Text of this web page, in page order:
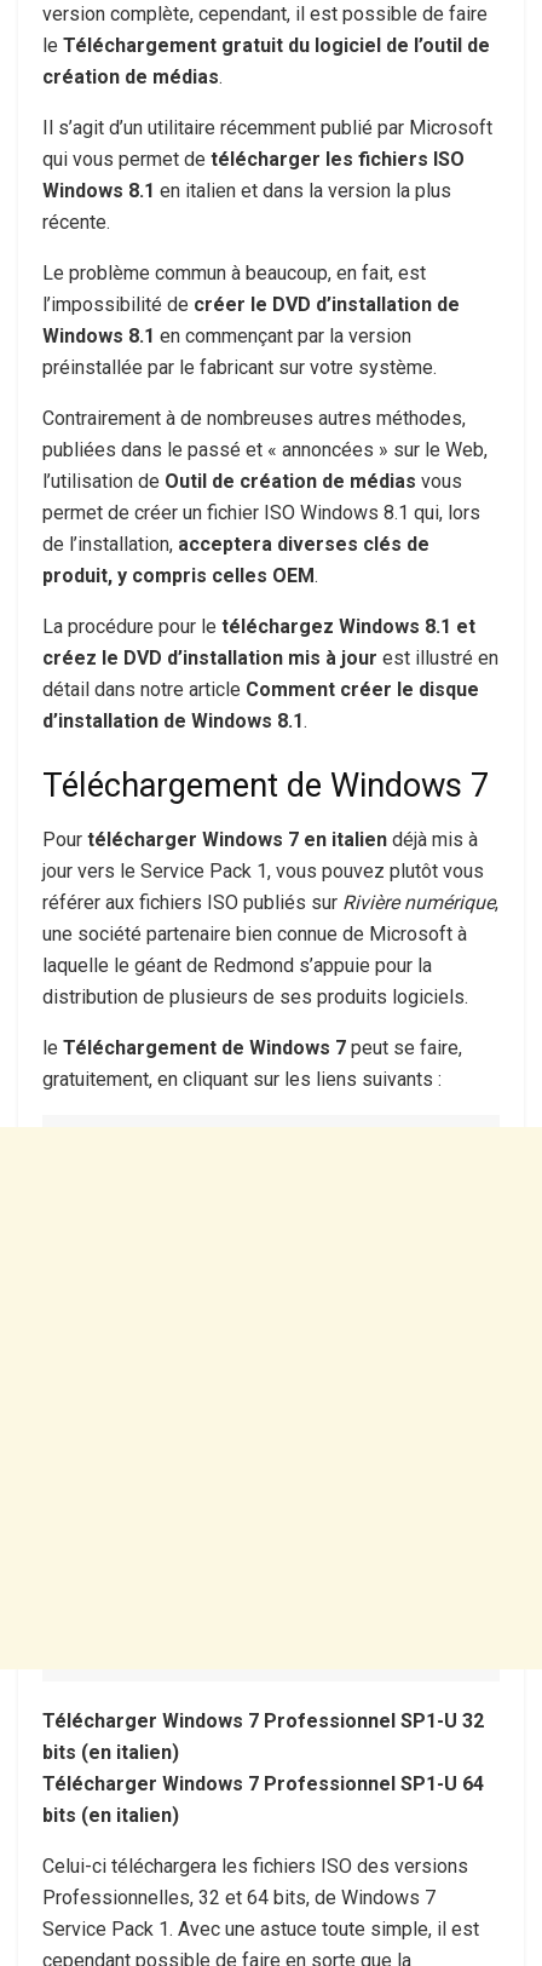
version complète, cependant, il est possible de faire
le Téléchargement gratuit du logiciel de l’outil de
création de médias.
Il s’agit d’un utilitaire récemment publié par Microsoft
qui vous permet de télécharger les fichiers ISO
Windows 8.1 en italien et dans la version la plus
récente.
Le problème commun à beaucoup, en fait, est
l’impossibilité de créer le DVD d’installation de
Windows 8.1 en commençant par la version
préinstallée par le fabricant sur votre système.
Contrairement à de nombreuses autres méthodes,
publiées dans le passé et « annoncées » sur le Web,
l’utilisation de Outil de création de médias vous
permet de créer un fichier ISO Windows 8.1 qui, lors
de l’installation, acceptera diverses clés de
produit, y compris celles OEM.
La procédure pour le téléchargez Windows 8.1 et
créez le DVD d’installation mis à jour est illustré en
détail dans notre article Comment créer le disque
d’installation de Windows 8.1.
Téléchargement de Windows 7
Pour télécharger Windows 7 en italien déjà mis à
jour vers le Service Pack 1, vous pouvez plutôt vous
référer aux fichiers ISO publiés sur Rivière numérique,
une société partenaire bien connue de Microsoft à
laquelle le géant de Redmond s’appuie pour la
distribution de plusieurs de ses produits logiciels.
le Téléchargement de Windows 7 peut se faire,
gratuitement, en cliquant sur les liens suivants :
Télécharger Windows 7 Professionnel SP1-U 32
bits (en italien)
Télécharger Windows 7 Professionnel SP1-U 64
bits (en italien)
Celui-ci téléchargera les fichiers ISO des versions
Professionnelles, 32 et 64 bits, de Windows 7
Service Pack 1. Avec une astuce toute simple, il est
cependant possible de faire en sorte que la